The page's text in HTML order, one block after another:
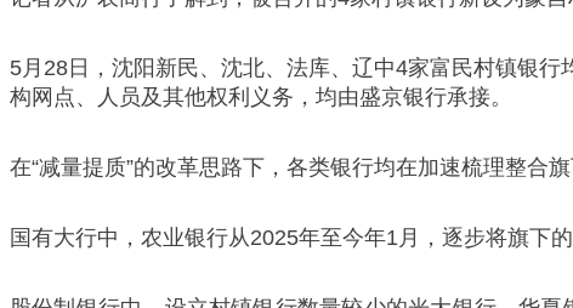
5月28日，沈阳新民、沈北、法库、辽中4家富民村镇银
构网点、人员及其他权利义务，均由盛京银行承接。
在“减量提质”的改革思路下，各类银行均在加速梳理整合
国有大行中，农业银行从2025年至今年1月，逐步将旗下